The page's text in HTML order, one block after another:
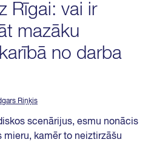
Rīgai: vai ir
mazāku
no darba
Riņķis
scenārijus, esmu nonācis
mieru, kamēr to neiztirzāšu